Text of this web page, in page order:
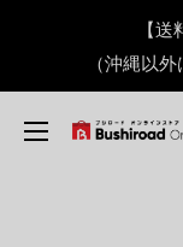
▼送料を
【
（沖縄以
BanG Dream! ち
▼「
欲
▼ス
「カテ
▼お気
ブ